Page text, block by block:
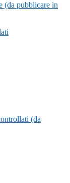
(da pubblicare in
(da